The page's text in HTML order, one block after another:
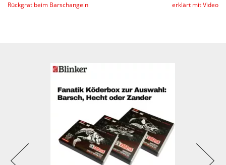
Rückgrat beim Barschangeln
erklärt mit Video